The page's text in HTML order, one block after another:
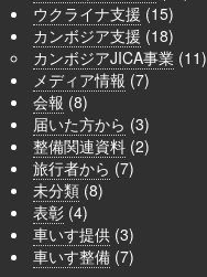
ウクライナ支援 (15)
カンボジア支援 (18)
カンボジアJICA事業 (11)
メディア情報 (7)
会報 (8)
届いた方から (3)
整備関連資料 (2)
旅行者から (7)
未分類 (8)
表彰 (4)
車いす提供 (3)
車いす整備 (7)